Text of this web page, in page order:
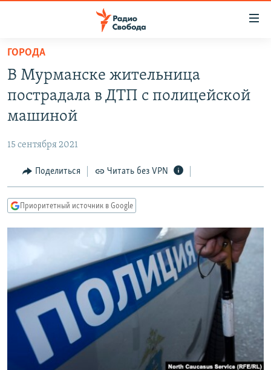
упрощенного
доступа
основному
Вернутся
Вернутся
поиску
ПОДКАСТЫ
АВТОРСКИЕ ПРОЕКТЫ
МНЕНИЯ
КУЛЬТУРА
КАВКАЗ.РЕАЛИИ
СЕВЕР.РЕАЛИИ
СИБИРЬ.РЕАЛИИ
РАСПИСАНИЕ ВЕЩАНИЯ
ПОДПИШИТЕСЬ НА РАССЫЛКУ
СОЦИАЛЬНЫЕ СЕТИ
ГОРОДА
В Мурманске жительница
пострадала в ДТП с полицейской
машиной
15 сентября 2021
Поделиться Читать без VPN
Приоритетный источник в Google